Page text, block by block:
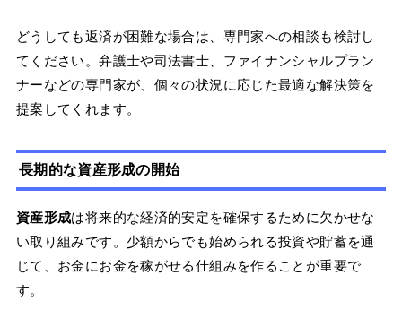
どうしても返済が困難な場合は、専門家への相談も検討し
てください。弁護士や司法書士、ファイナンシャルプラン
ナーなどの専門家が、個々の状況に応じた最適な解決策を
提案してくれます。
長期的な資産形成の開始
資産形成は将来的な経済的安定を確保するために欠かせな
い取り組みです。少額からでも始められる投資や貯蓄を通
じて、お金にお金を稼がせる仕組みを作ることが重要で
す。